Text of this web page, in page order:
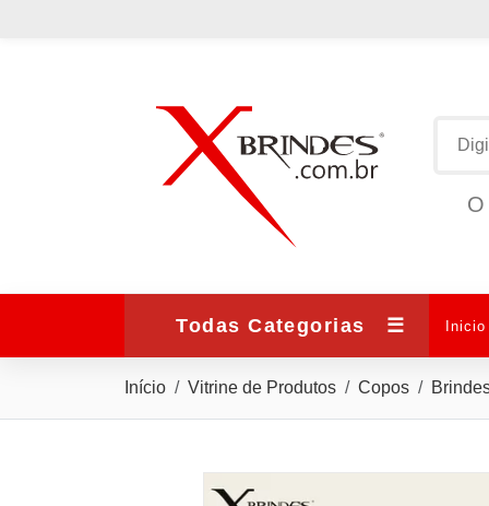
Todas Categorias ☰ Inicio
Início Vitrine de Produtos Copos